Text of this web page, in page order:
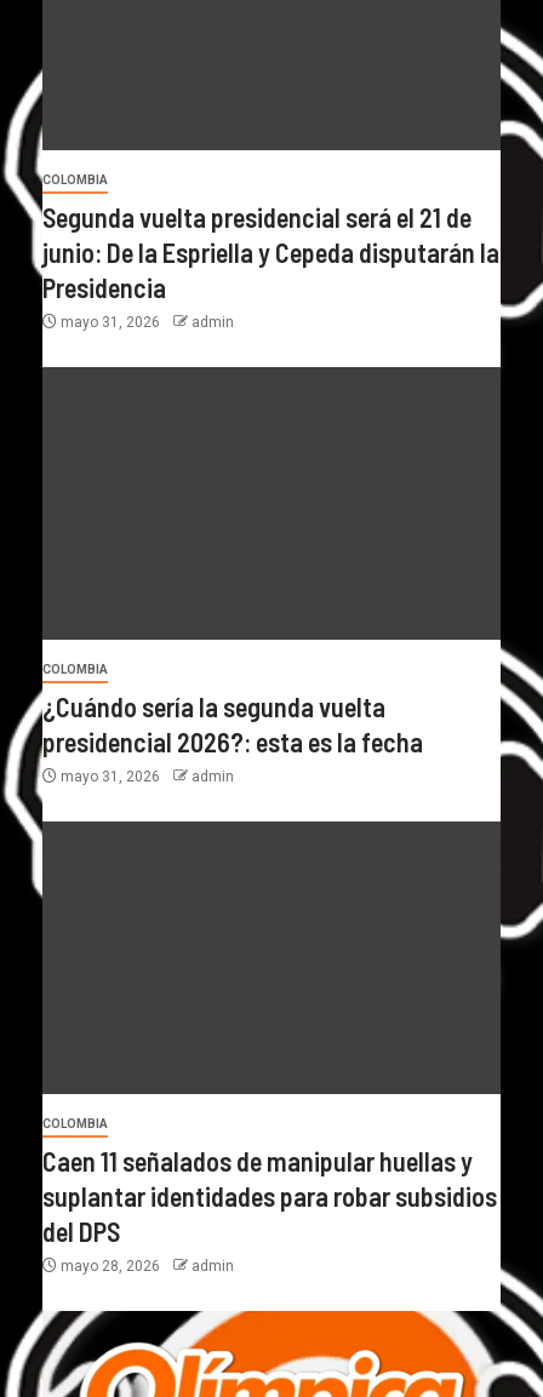
COLOMBIA
Segunda vuelta presidencial será el 21 de
junio: De la Espriella y Cepeda disputarán la
Presidencia
mayo 31, 2026 admin
COLOMBIA
¿Cuándo sería la segunda vuelta
presidencial 2026?: esta es la fecha
mayo 31, 2026 admin
COLOMBIA
Caen 11 señalados de manipular huellas y
suplantar identidades para robar subsidios
del DPS
mayo 28, 2026 admin